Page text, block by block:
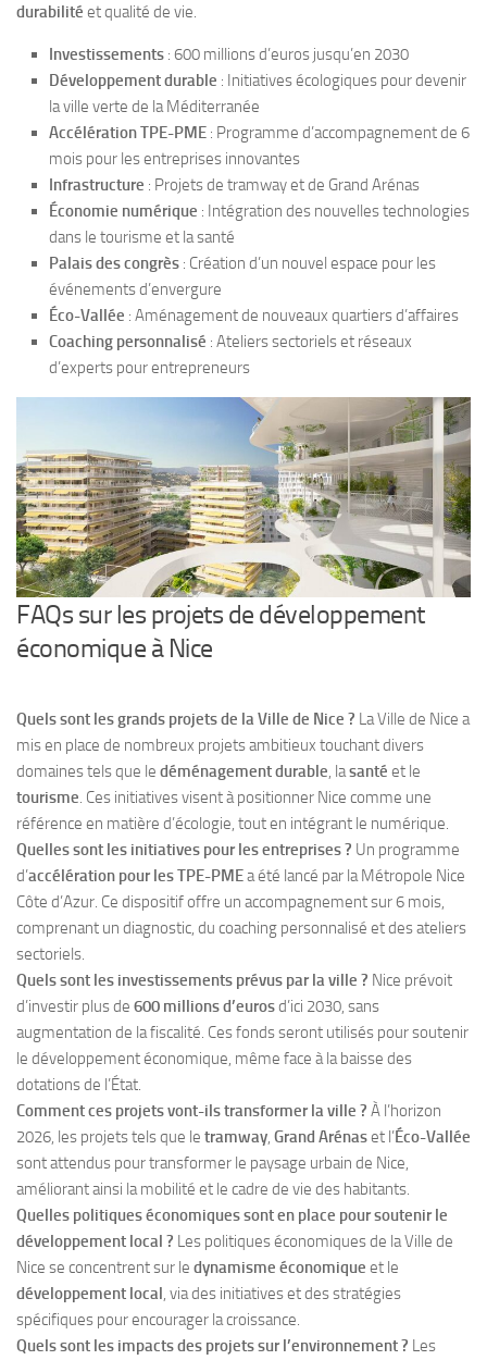
durabilité et qualité de vie.
Investissements : 600 millions d’euros jusqu’en 2030
Développement durable : Initiatives écologiques pour devenir
la ville verte de la Méditerranée
Accélération TPE-PME : Programme d’accompagnement de 6
mois pour les entreprises innovantes
Infrastructure : Projets de tramway et de Grand Arénas
Économie numérique : Intégration des nouvelles technologies
dans le tourisme et la santé
Palais des congrès : Création d’un nouvel espace pour les
événements d’envergure
Éco-Vallée : Aménagement de nouveaux quartiers d’affaires
Coaching personnalisé : Ateliers sectoriels et réseaux
d’experts pour entrepreneurs
FAQs sur les projets de développement
économique à Nice
Quels sont les grands projets de la Ville de Nice ? La Ville de Nice a
mis en place de nombreux projets ambitieux touchant divers
domaines tels que le déménagement durable, lasanté et le
tourisme. Ces initiatives visent à positionner Nice comme une
référence en matière d’écologie, tout en intégrant le numérique.
Quelles sont les initiatives pour les entreprises ? Un programme
d’accélération pour les TPE-PMEa été lancé par la Métropole Nice
Côte d’Azur. Ce dispositif offre un accompagnement sur 6 mois,
comprenant un diagnostic, du coaching personnalisé et des ateliers
sectoriels.
Quels sont les investissements prévus par la ville ? Nice prévoit
d’investir plus de 600 millions d’eurosd’ici 2030, sans
augmentation de la fiscalité. Ces fonds seront utilisés pour soutenir
le développement économique, même face à la baisse des
dotations de l’État.
Comment ces projets vont-ils transformer la ville ? À l’horizon
2026, les projets tels que le tramway, Grand Arénaset l’Éco-Vallée
sont attendus pour transformer le paysage urbain de Nice,
améliorant ainsi la mobilité et le cadre de vie des habitants.
Quelles politiques économiques sont en place pour soutenir le
développement local ? Les politiques économiques de la Ville de
Nice se concentrent sur le dynamisme économique et le
développement local, via des initiatives et des stratégies
spécifiques pour encourager la croissance.
Quels sont les impacts des projets sur l’environnement ? Les